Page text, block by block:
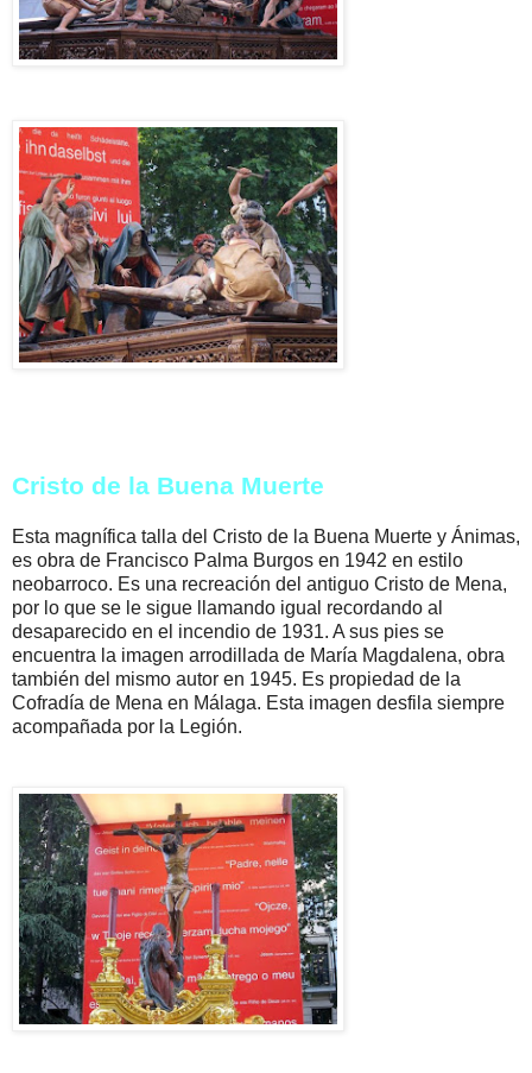
Cristo de la Buena Muerte
Esta magnífica talla del Cristo de la Buena Muerte y Ánimas,
es obra de Francisco Palma Burgos en 1942 en estilo
neobarroco. Es una recreación del antiguo Cristo de Mena,
por lo que se le sigue llamando igual recordando al
desaparecido en el incendio de 1931. A sus pies se
encuentra la imagen arrodillada de María Magdalena, obra
también del mismo autor en 1945. Es propiedad de la
Cofradía de Mena en Málaga. Esta imagen desfila siempre
acompañada por la Legión.